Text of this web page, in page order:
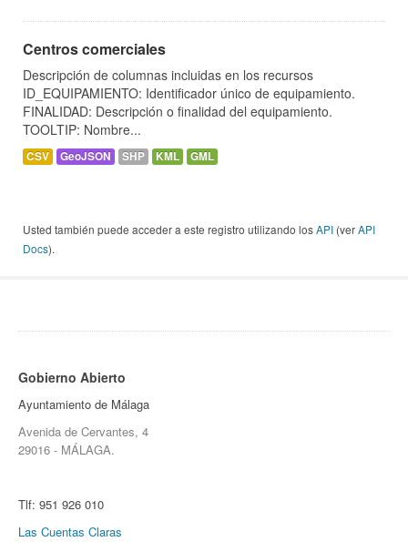
Centros comerciales
Descripción de columnas incluidas en los recursos
ID_EQUIPAMIENTO: Identificador único de equipamiento.
FINALIDAD: Descripción o finalidad del equipamiento.
TOOLTIP: Nombre...
CSV GeoJSON SHP KML GML
Usted también puede acceder a este registro utilizando losAPI (verAPI
Docs).
Gobierno Abierto
Ayuntamiento de Málaga
Avenida de Cervantes, 4
29016 - MÁLAGA.
Tlf: 951 926 010
Las Cuentas Claras